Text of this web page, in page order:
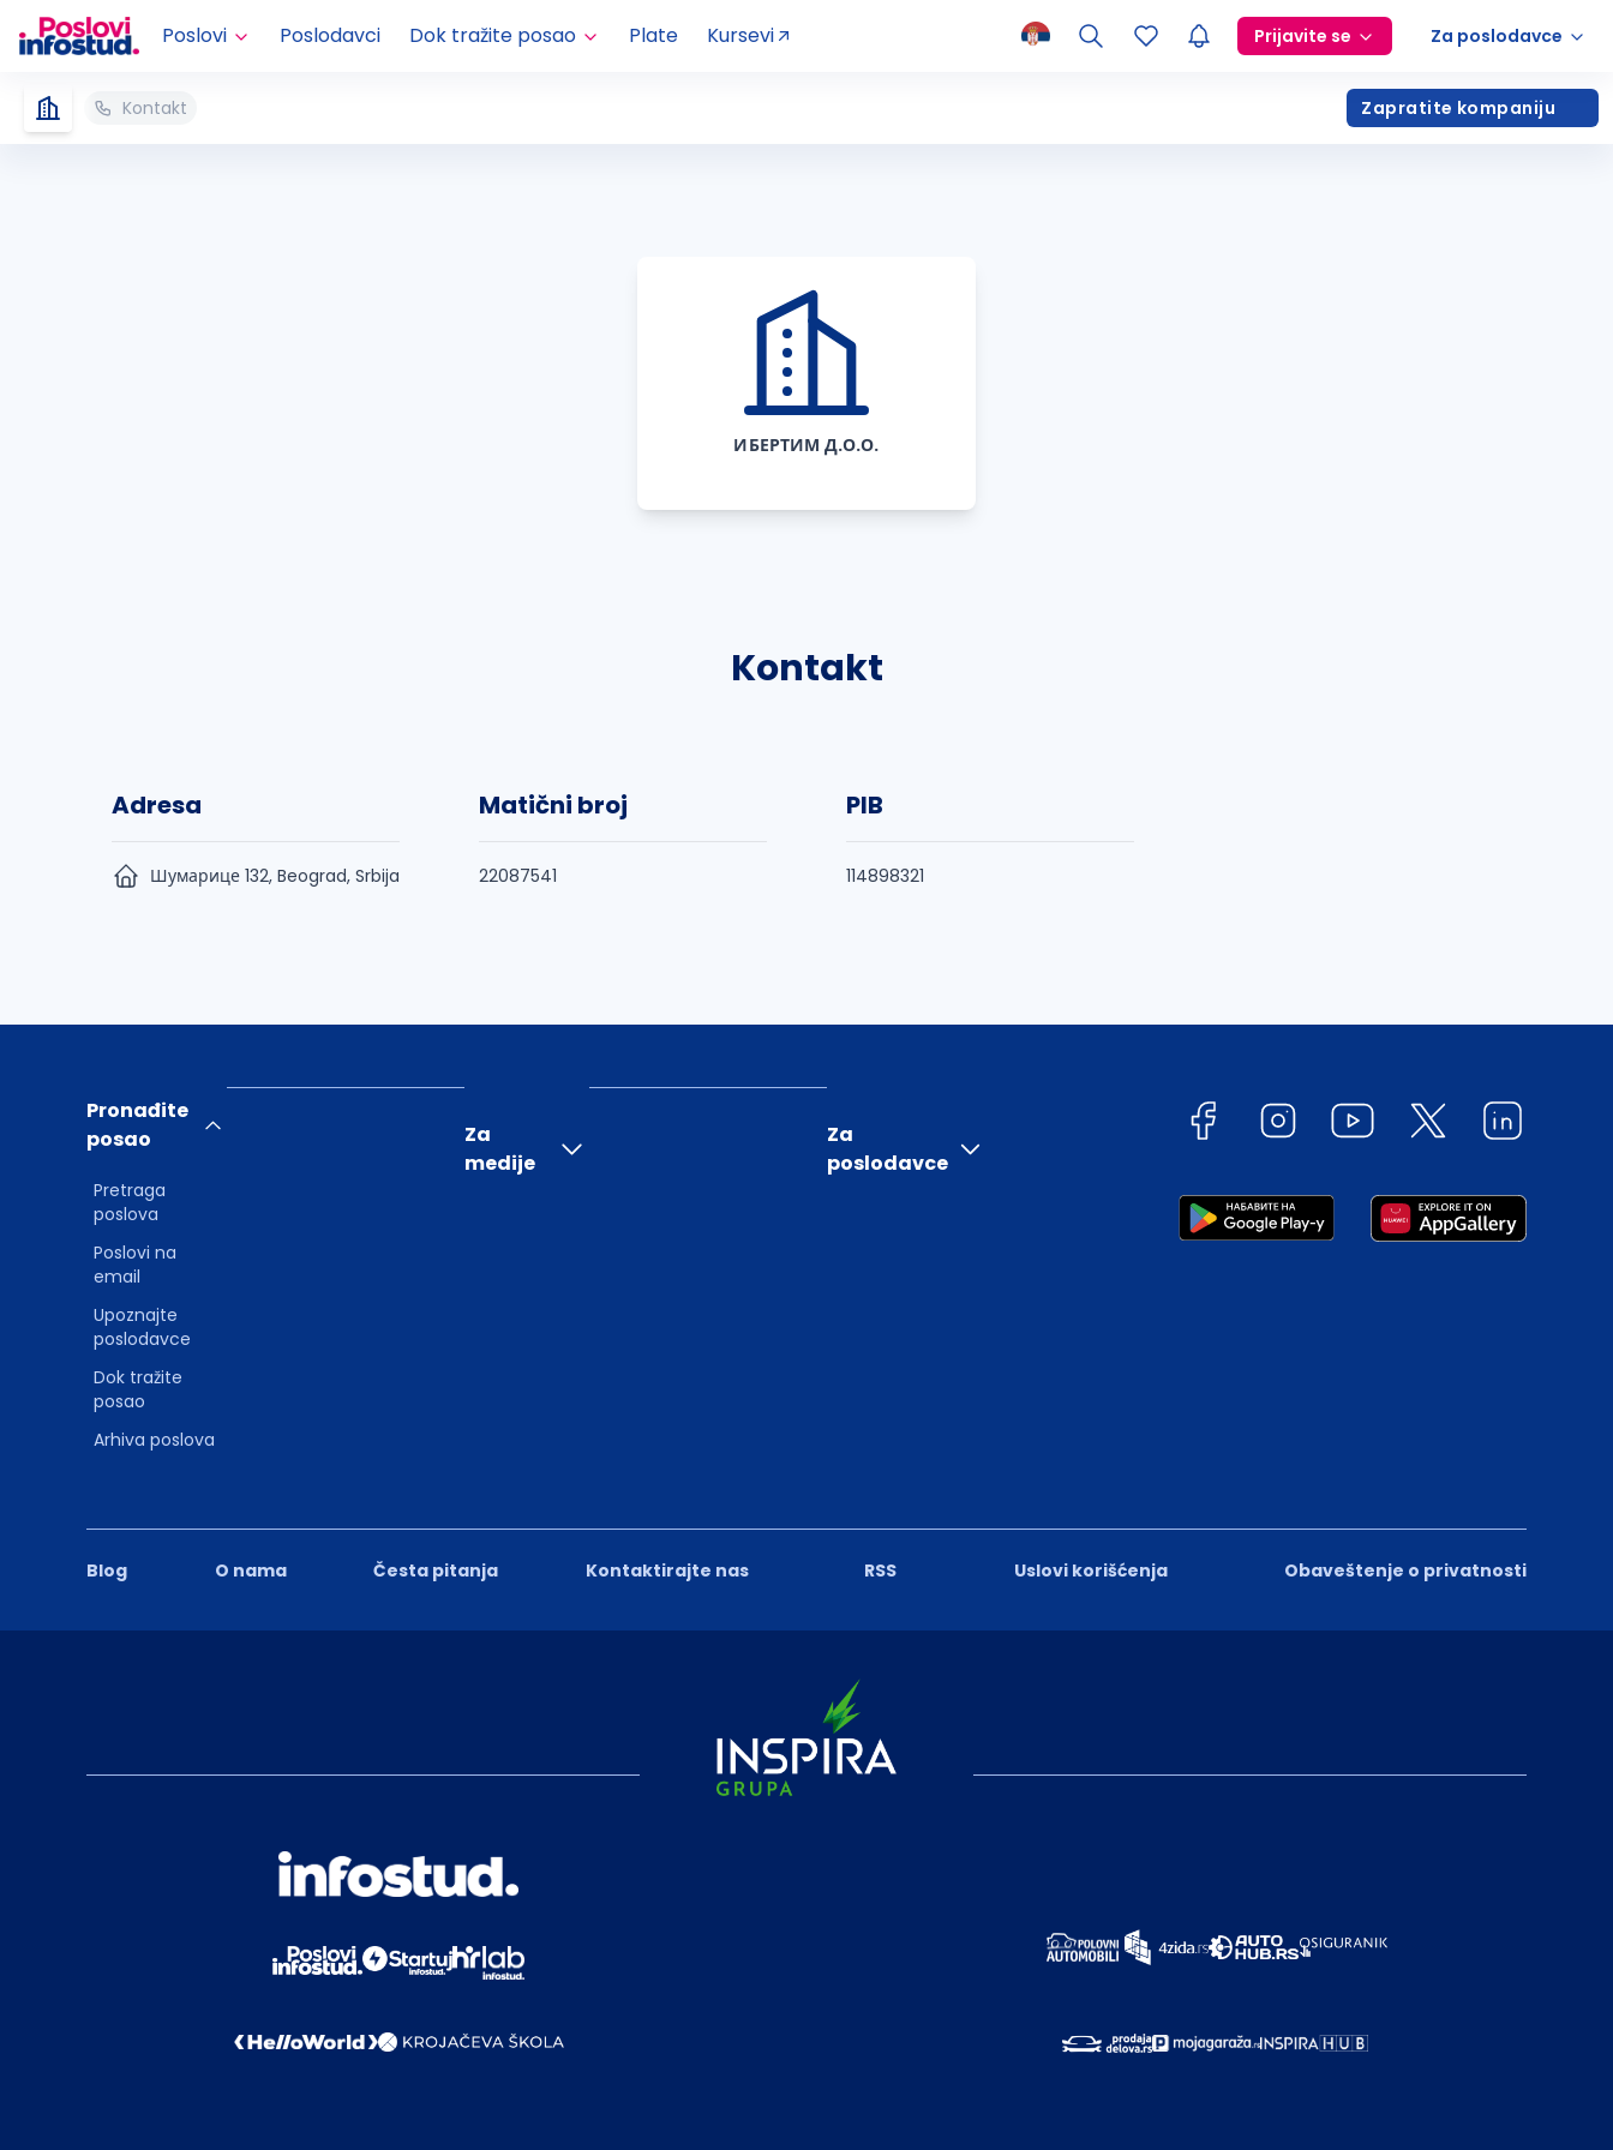
Poslovi Poslodavci Dok tražite posao Plate Kursevi Prijavite se Za poslodavce
Kontakt Zapratite kompaniju
ИБЕРТИМ Д.О.О.
Kontakt
Adresa
Шумарице 132, Beograd, Srbija
Matični broj
22087541
PIB
114898321
Blog O nama Česta pitanja Kontaktirajte nas RSS Uslovi korišćenja Obaveštenje o privatnosti
Pronađite
posao
Pretraga
poslova
Poslovi na
email
Upoznajte
poslodavce
Dok tražite
posao
Arhiva poslova
Za
medije
Za
poslodavce